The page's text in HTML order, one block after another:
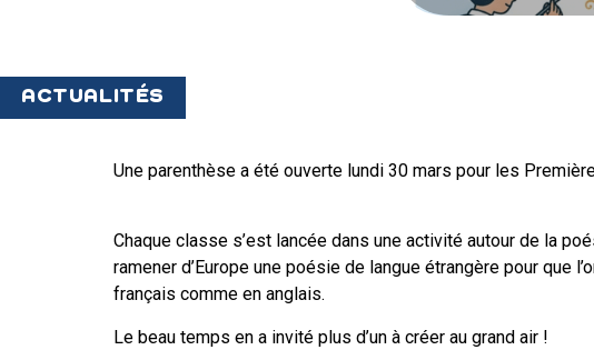
ACTUALITÉS
Une parenthèse a été ouverte lundi 30 mars pour les
Chaque classe s’est lancée dans une activité autour de la
ramener d’Europe une poésie de langue étrangère pour que
français comme en anglais.
Le beau temps en a invité plus d’un à créer au grand air !